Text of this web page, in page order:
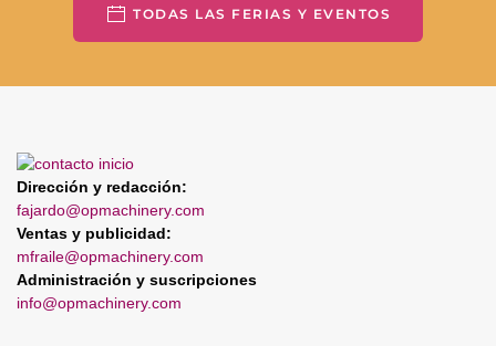
TODAS LAS FERIAS Y EVENTOS
Dirección y redacción:
fajardo@opmachinery.com
Ventas y publicidad:
mfraile@opmachinery.com
Administración y suscripciones
info@opmachinery.com